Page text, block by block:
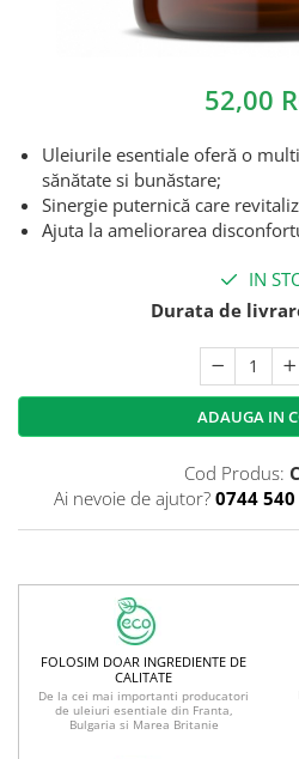
52,00
Uleiurile esentiale oferă o
sănătate si bunăstare;
Sinergie puternică care
Ajuta la ameliorarea
IN
Durata de
ADAUGA IN
Cod Produs:
Ai nevoie de ajutor? 0744 540
FOLOSIM DOAR INGREDIENTE DE
CALITATE
De la cei mai importanti producatori
de uleiuri esentiale din Franta,
Bulgaria si Marea Britanie